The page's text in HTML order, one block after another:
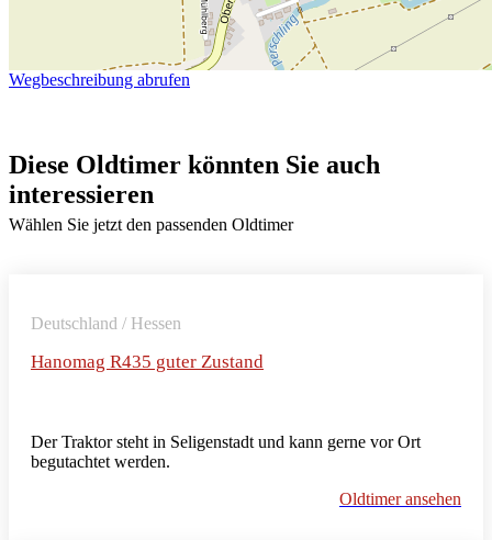
Wegbeschreibung abrufen
Diese Oldtimer könnten Sie auch
interessieren
Wählen Sie jetzt den passenden Oldtimer
Deutschland / Hessen
Hanomag R435 guter Zustand
Der Traktor steht in Seligenstadt und kann gerne vor Ort
begutachtet werden.
Oldtimer ansehen